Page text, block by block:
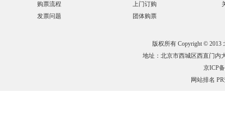
购票流程
发票问题
上门订购
团体购票
版权所有 Copyright © 2013
地址：北京市西城区西直门内
京ICP
网站排名